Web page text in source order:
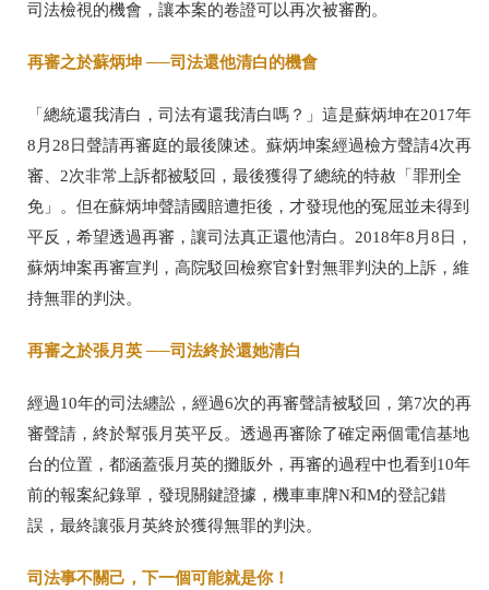
司法檢視的機會，讓本案的卷證可以再次被審酌。
再審之於蘇炳坤 ──司法還他清白的機會
「總統還我清白，司法有還我清白嗎？」這是蘇炳坤在2017年
8月28日聲請再審庭的最後陳述。蘇炳坤案經過檢方聲請4次再
審、2次非常上訴都被駁回，最後獲得了總統的特赦「罪刑全
免」。但在蘇炳坤聲請國賠遭拒後，才發現他的冤屈並未得到
平反，希望透過再審，讓司法真正還他清白。2018年8月8日，
蘇炳坤案再審宣判，高院駁回檢察官針對無罪判決的上訴，維
持無罪的判決。
再審之於張月英 ──司法終於還她清白
經過10年的司法纏訟，經過6次的再審聲請被駁回，第7次的再
審聲請，終於幫張月英平反。透過再審除了確定兩個電信基地
台的位置，都涵蓋張月英的攤販外，再審的過程中也看到10年
前的報案紀錄單，發現關鍵證據，機車車牌N和M的登記錯
誤，最終讓張月英終於獲得無罪的判決。
司法事不關己，下一個可能就是你！